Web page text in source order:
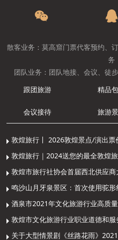
散客业务：莫高窟门票代客预约、
务
团队业务：团队地接、会议、徒
跟团旅游
精品
会议接待 旅游
敦煌旅行丨 2026敦煌景点/演出票
敦煌旅行｜2024送您的最全敦煌